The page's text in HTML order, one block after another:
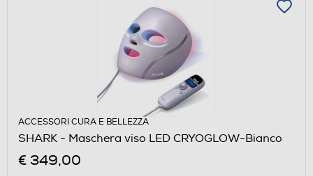
ACCESSORI CURA E BELLEZZA
SHARK - Maschera viso LED CRYOGLOW-Bianco
€ 349,00